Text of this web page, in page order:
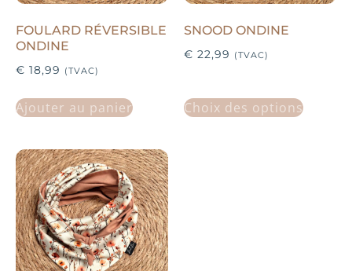
FOULARD RÉVERSIBLE
ONDINE
€ 18,99 (TVAC)
Ajouter au panier
SNOOD ONDINE
€ 22,99 (TVAC)
Choix des options